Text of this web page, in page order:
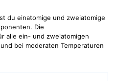
du einatomige und zweiatomige
Die
alle ein- und zweiatomigen
bei moderaten Temperaturen